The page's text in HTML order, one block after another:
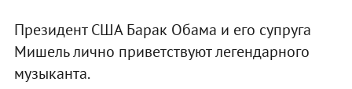
Президент США Барак Обама и его супруга
Мишель лично приветствуют легендарного
музыканта.